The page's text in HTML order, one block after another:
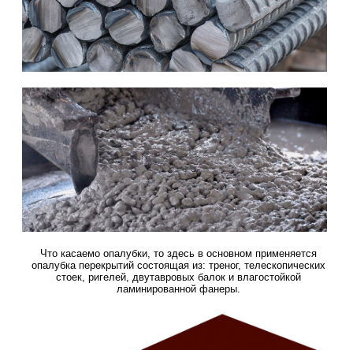
Что касаемо опалубки, то здесь в основном применяется
опалубка перекрытий состоящая из: треног, телескопических
стоек, ригелей, двутавровых балок и влагостойкой
ламинированной фанеры.